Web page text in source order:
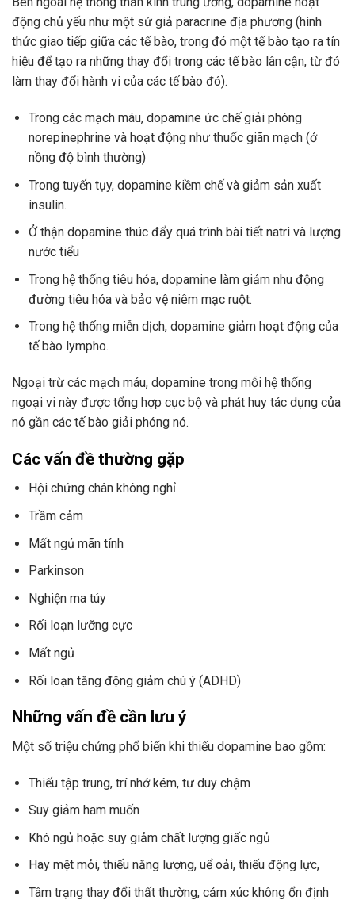
động chủ yếu như một sứ giả paracrine địa phương (hình
thức giao tiếp giữa các tế bào, trong đó một tế bào tạo ra tín
hiệu để tạo ra những thay đổi trong các tế bào lân cận, từ đó
làm thay đổi hành vi của các tế bào đó).
Trong các mạch máu, dopamine ức chế giải phóng
norepinephrine và hoạt động như thuốc giãn mạch (ở
nồng độ bình thường)
Trong tuyến tụy, dopamine kiềm chế và giảm sản xuất
insulin.
Ở thận dopamine thúc đẩy quá trình bài tiết natri và lượng
nước tiểu
Trong hệ thống tiêu hóa, dopamine làm giảm nhu động
đường tiêu hóa và bảo vệ niêm mạc ruột.
Trong hệ thống miễn dịch, dopamine giảm hoạt động của
tế bào lympho.
Ngoại trừ các mạch máu, dopamine trong mỗi hệ thống
ngoại vi này được tổng hợp cục bộ và phát huy tác dụng của
nó gần các tế bào giải phóng nó.
Các vấn đề thường gặp
Hội chứng chân không nghỉ
Trầm cảm
Mất ngủ mãn tính
Parkinson
Nghiện ma túy
Rối loạn lưỡng cực
Mất ngủ
Rối loạn tăng động giảm chú ý (ADHD)
Những vấn đề cần lưu ý
Một số triệu chứng phổ biến khi thiếu dopamine bao gồm:
Thiếu tập trung, trí nhớ kém, tư duy chậm
Suy giảm ham muốn
Khó ngủ hoặc suy giảm chất lượng giấc ngủ
Hay mệt mỏi, thiếu năng lượng, uể oải, thiếu động lực,
Tâm trạng thay đổi thất thường, cảm xúc không ổn định